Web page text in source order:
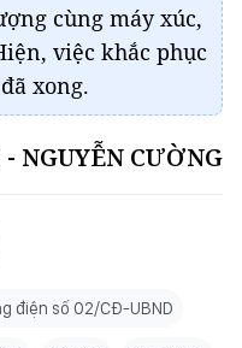
cùng máy xúc,
việc khắc phục
xong.
NGUYỄN CƯỜNG
điện số 02/CĐ-UBND